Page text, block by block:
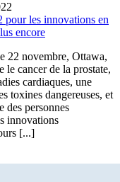
pour les innovations en
encore
22 novembre, Ottawa,
cancer de la prostate,
cardiaques, une
toxines dangereuses, et
des personnes
innovations
[...]